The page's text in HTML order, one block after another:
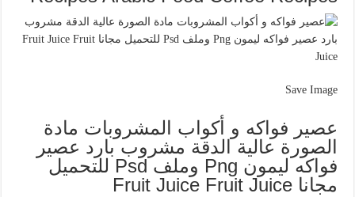
Save Image
عصير فواكه و أكواب المشروبات مادة
الصورة عالية الدقة مشروب بارد عصير
فواكه ليمون Png وملف Psd للتحميل
مجانا Fruit Juice Fruit Juice